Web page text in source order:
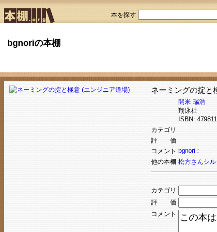
本を探す
bgnoriの本棚
ネーミングの掟と
開米 瑞浩
翔泳社
ISBN:
カテゴリ
評 価
コメント bgnori :
他の本棚 松方さんシ
カテゴリ
評 価
コメント